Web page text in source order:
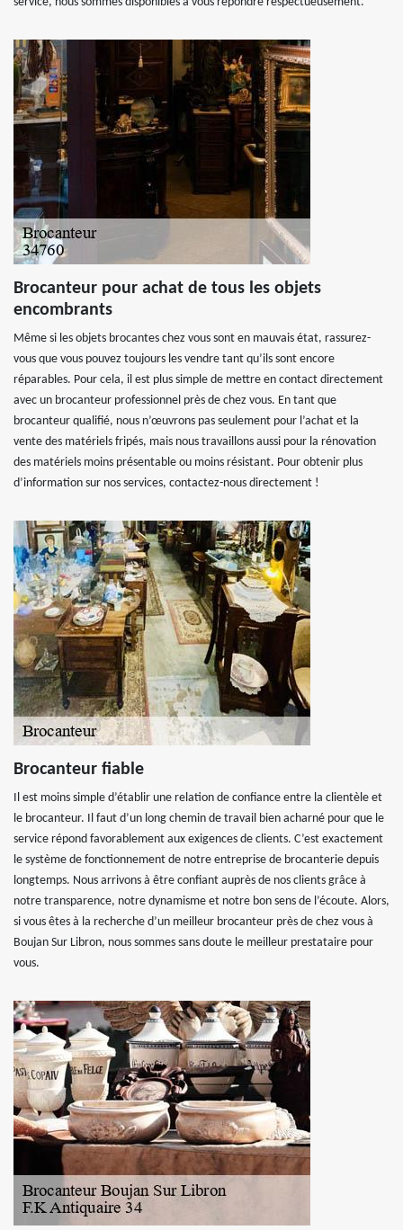
Brocanteur pour achat de tous les objets
encombrants
Même si les objets brocantes chez vous sont en mauvais état, rassurez-
vous que vous pouvez toujours les vendre tant qu’ils sont encore
réparables. Pour cela, il est plus simple de mettre en contact directement
avec un brocanteur professionnel près de chez vous. En tant que
brocanteur qualifié, nous n’œuvrons pas seulement pour l’achat et la
vente des matériels fripés, mais nous travaillons aussi pour la rénovation
des matériels moins présentable ou moins résistant. Pour obtenir plus
d’information sur nos services, contactez-nous directement !
Brocanteur fiable
Il est moins simple d’établir une relation de confiance entre la clientèle et
le brocanteur. Il faut d’un long chemin de travail bien acharné pour que le
service répond favorablement aux exigences de clients. C’est exactement
le système de fonctionnement de notre entreprise de brocanterie depuis
longtemps. Nous arrivons à être confiant auprès de nos clients grâce à
notre transparence, notre dynamisme et notre bon sens de l’écoute. Alors,
si vous êtes à la recherche d’un meilleur brocanteur près de chez vous à
Boujan Sur Libron, nous sommes sans doute le meilleur prestataire pour
vous.